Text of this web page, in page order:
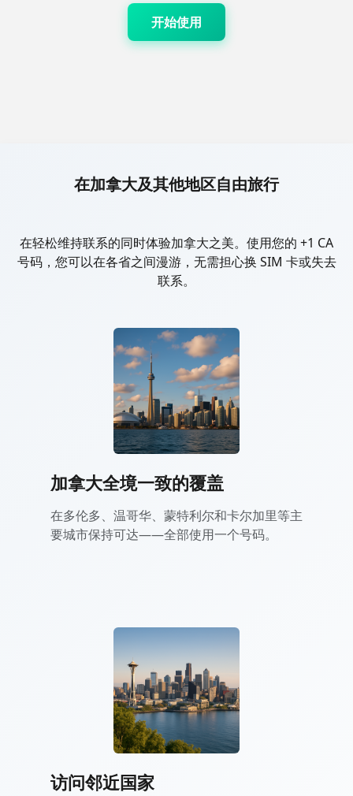
开始使用
在加拿大及其他地区自由旅行
在轻松维持联系的同时体验加拿大之美。使用您的 +1 CA
号码，您可以在各省之间漫游，无需担心换 SIM 卡或失去
联系。
加拿大全境一致的覆盖
在多伦多、温哥华、蒙特利尔和卡尔加里等主
要城市保持可达——全部使用一个号码。
访问邻近国家